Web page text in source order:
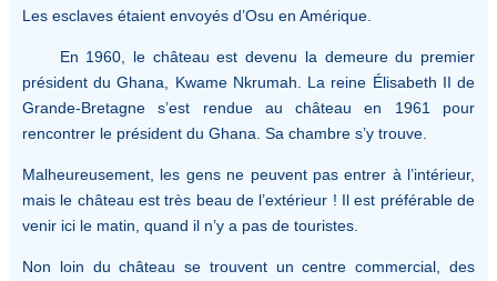
Les esclaves étaient envoyés d’Osu en Amérique.
En 1960, le château est devenu la demeure du premier
président du Ghana, Kwame Nkrumah. La reine Élisabeth II de
Grande-Bretagne s’est rendue au château en 1961 pour
rencontrer le président du Ghana. Sa chambre s’y trouve.
Malheureusement, les gens ne peuvent pas entrer à l’intérieur,
mais le château est très beau de l’extérieur ! Il est préférable de
venir ici le matin, quand il n’y a pas de touristes.
Non loin du château se trouvent un centre commercial, des